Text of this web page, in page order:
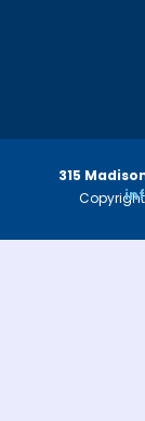
Copyright
315